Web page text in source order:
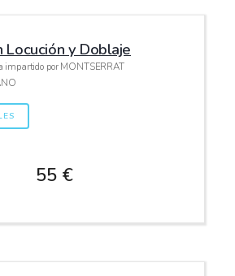
Locución y Doblaje
impartido por MONTSERRAT
55 €